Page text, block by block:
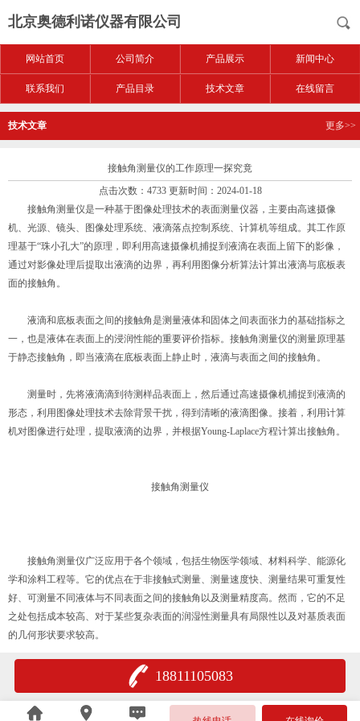
北京奥德利诺仪器有限公司
网站首页 公司简介 产品展示 新闻中心
联系我们 产品目录 技术文章 在线留言
技术文章 更多>>
接触角测量仪的工作原理一探究竟
点击次数：4733 更新时间：2024-01-18
接触角测量仪是一种基于图像处理技术的表面测量仪器，主要由高速摄像
机、光源、镜头、图像处理系统、液滴落点控制系统、计算机等组成。其工作原
理基于“珠小孔大”的原理，即利用高速摄像机捕捉到液滴在表面上留下的影像，
通过对影像处理后提取出液滴的边界，再利用图像分析算法计算出液滴与底板表
面的接触角。
液滴和底板表面之间的接触角是测量液体和固体之间表面张力的基础指标之
一，也是液体在表面上的浸润性能的重要评价指标。接触角测量仪的测量原理基
于静态接触角，即当液滴在底板表面上静止时，液滴与表面之间的接触角。
测量时，先将液滴滴到待测样品表面上，然后通过高速摄像机捕捉到液滴的
形态，利用图像处理技术去除背景干扰，得到清晰的液滴图像。接着，利用计算
机对图像进行处理，提取液滴的边界，并根据Young-Laplace方程计算出接触角。
接触角测量仪
接触角测量仪广泛应用于各个领域，包括生物医学领域、材料科学、能源化
学和涂料工程等。它的优点在于非接触式测量、测量速度快、测量结果可重复性
好、可测量不同液体与不同表面之间的接触角以及测量精度高。然而，它的不足
之处包括成本较高、对于某些复杂表面的润湿性测量具有局限性以及对基质表面
的几何形状要求较高。
18811105083